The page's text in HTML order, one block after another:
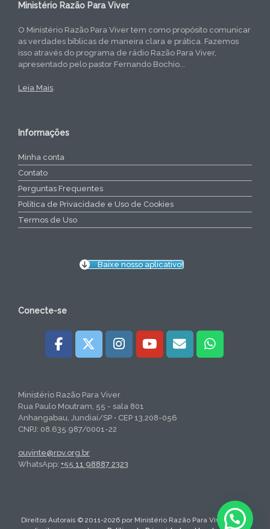
Ministério Razão Para Viver
O Ministério Razão Para Viver tem como propósito comunicar
as verdades bíblicas de maneira clara e prática. Fazemos
isso através do programa de rádio Razão Para Viver,
apresentado pelo pastor Fernando Bochio...
Leia Mais
Informações
Minha conta
Contato
Perguntas Frequentes
Política de Privacidade e Uso de Cookies
Termos de Uso
Baixe nosso aplicativo!
Conecte-se
Ministério Razão Para Viver
Rua Paulo Moutram, 55 - sala 801
Anhangabau, Jundiaí/SP • CEP 13.208-056
CNPJ: 08.635.987/0001-22
ouvinte@rpv.org.br
WhatsApp: +55 11 98887 2323
Direitos Autorais © 2011-2026 por Ministério Razão Para Viver. Todos